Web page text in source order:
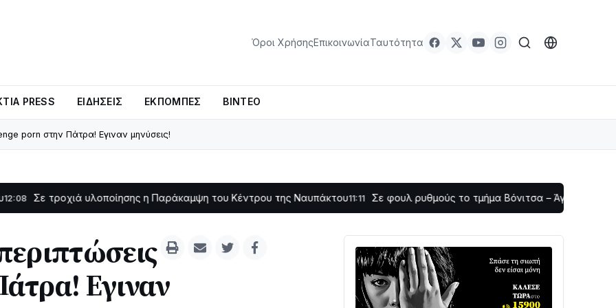
Όροι ΧρήσηςΕπικοινωνίαΤαυτότητα
PRESS ΕΙΔΉΣΕΙΣ ΕΚΠΟΜΠΈΣ ΒΊΝΤΕΟ
porn στην Πάτρα! Εγιναν μηνύσεις!
υλοποίησης η Παράκαμψη του Κέντρου της Ναυπάκτου11:11 Σε φουλ ρυθμούς το τμήμα Βόνιτσα – Άγιος Νικόλαος |
Εγιναν